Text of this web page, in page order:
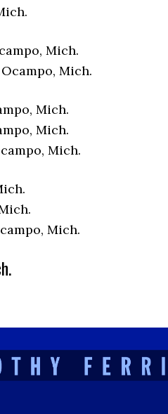
Mich.
Mich.
Mich.
Mich.
Mich.
Mich.